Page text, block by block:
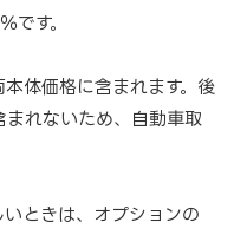
です。
体価格に含まれます。後
れないため、自動車取
ときは、オプションの